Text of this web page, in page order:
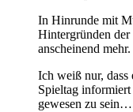
In Hinrunde mit
Hintergründen
anscheinend mehr.
Ich weiß nur, dass
Spieltag
gewesen zu